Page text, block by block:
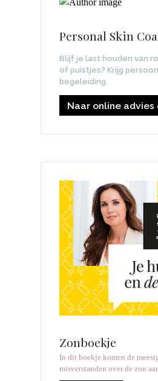
Personal Skin
Blijf je last houden van
of puistjes? Krijg
begeleiding.
Naar online advies
Zonboekje
In dit boekje komen de
misverstanden over de zon